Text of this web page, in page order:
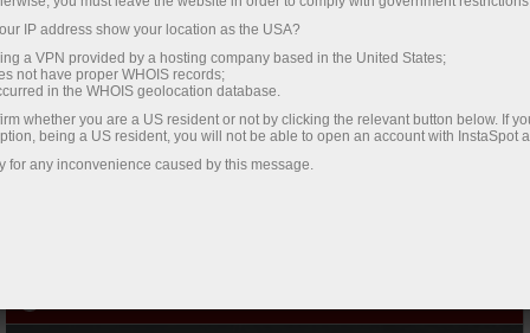
này đều nhằm mục đích đáp ứng các yêu cầu riêng.
Dưới đây, bạn sẽ tìm ra nền tảng nào phù hợp với
các mục tiêu giao dịch cụ thể nhất.
Phương thức gửi / rút tiền
Tiền ký quỹ
IP address show your location as the USA?
a VPN provided by a hosting company based in the United States;
not have proper WHOIS records;
in the WHOIS geolocation database.
whether you are a US resident or not by clicking the relevant button below. If
being a US resident, you will not be able to open an account with InstaSpot
for any inconvenience caused by this message.